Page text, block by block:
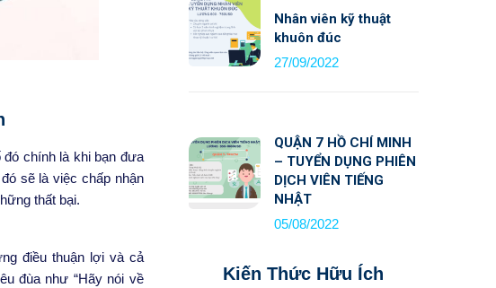
đó chính là khi bạn đưa
đó sẽ là việc chấp nhận
thất bại.
điều thuận lợi và cả
đùa như “Hãy nói về
Nhân viên kỹ thuật
khuôn đúc
27/09/2022
QUẬN 7 HỒ CHÍ MINH
– TUYỂN DỤNG PHIÊN
DỊCH VIÊN TIẾNG
NHẬT
05/08/2022
Kiến Thức Hữu Ích